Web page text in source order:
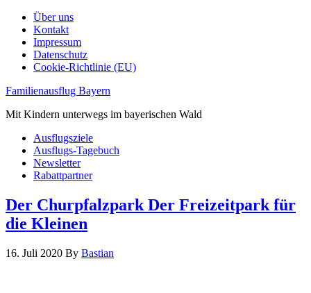
Über uns
Kontakt
Impressum
Datenschutz
Cookie-Richtlinie (EU)
Familienausflug Bayern
Mit Kindern unterwegs im bayerischen Wald
Ausflugsziele
Ausflugs-Tagebuch
Newsletter
Rabattpartner
Der Churpfalzpark Der Freizeitpark für
die Kleinen
16. Juli 2020 By Bastian